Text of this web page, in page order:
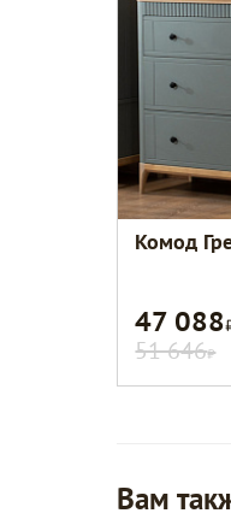
Комод
47 088
51 646Р
Вам